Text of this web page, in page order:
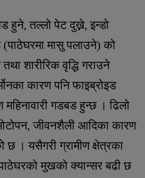
हुने, तल्लो पेट दुख्ने, इन्डो
(पाठेघरमा मासु पलाउने) को
शारीरिक वृद्धि गराउने
कारण पनि फाइब्रोइड
गडबड हुन्छ । ढिलो
जीवनशैली आदिका कारण
छ । यसैगरी ग्रामीण क्षेत्रका
मुखको क्यान्सर बढी छ